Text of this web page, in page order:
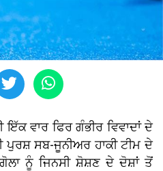
ਇੱਕ ਵਾਰ ਫਿਰ ਗੰਭੀਰ ਵਿਵਾਦਾਂ ਦੇ
ਸਬ-ਜੂਨੀਅਰ ਹਾਕੀ ਟੀਮ ਦੇ
ਨੂੰ ਜਿਨਸੀ ਸ਼ੋਸ਼ਣ ਦੇ ਦੋਸ਼ਾਂ ਤੋਂ